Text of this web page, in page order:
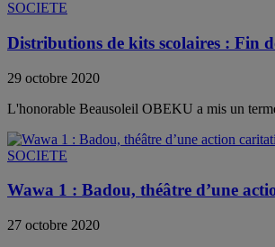
SOCIETE
Distributions de kits scolaires : Fin
29 octobre 2020
L'honorable Beausoleil OBEKU a mis un
SOCIETE
Wawa 1 : Badou, théâtre d’une
27 octobre 2020